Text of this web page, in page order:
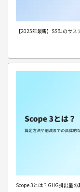
【2025年最新】SSBJのサ
Scope 3とは？GHG排出量